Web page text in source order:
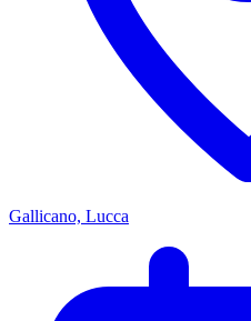
Gallicano, Lucca